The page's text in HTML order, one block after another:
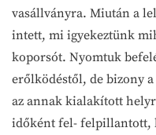
vasállványra. Miután a
intett, mi igyekeztünk
koporsót. Nyomtuk
erőlködéstől, de bizony
az annak kialakított
időként fel- felpillantott,